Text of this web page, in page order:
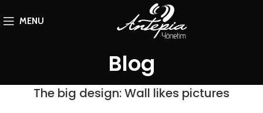
MENU
Blog
The big design: Wall likes pictures